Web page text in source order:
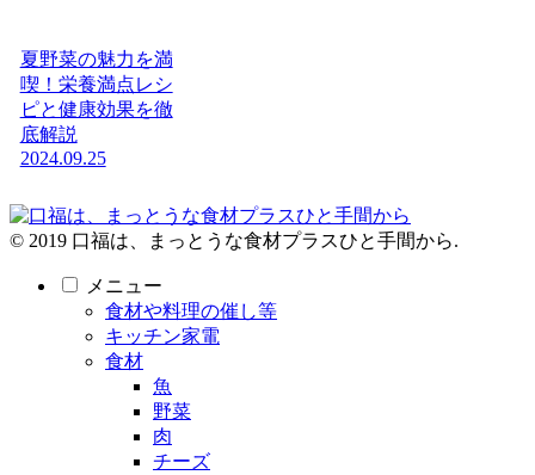
夏野菜の魅力を満
喫！栄養満点レシ
ピと健康効果を徹
底解説
2024.09.25
© 2019 口福は、まっとうな食材プラスひと手間から.
メニュー
食材や料理の催し等
キッチン家電
食材
魚
野菜
肉
チーズ